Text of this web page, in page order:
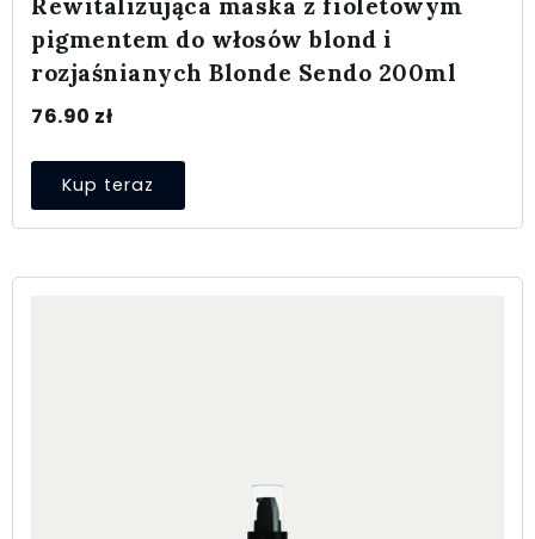
pigmentem do włosów blond i
rozjaśnianych Blonde Sendo 200ml
76.90 zł
Kup teraz